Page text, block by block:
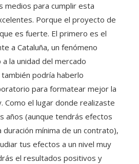
medios para cumplir esta
Porque el proyecto de
es fuerte. El primero es el
a Cataluña, un fenómeno
la unidad del mercado
podría haberlo
para formatear mejor la
Como el lugar donde realizaste
años (aunque tendrás efectos
duración mínima de un contrato),
tus efectos a un nivel muy
el resultados positivos y